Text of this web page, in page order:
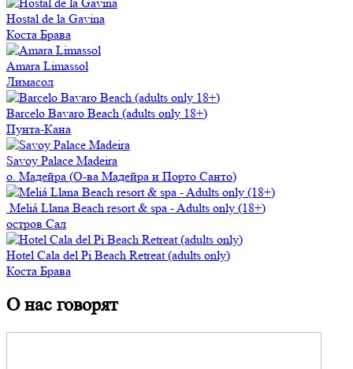
Hostal de la Gavina
Коста Брава
Amara Limassol
Лимаcол
Barcelo Bavaro Beach (adults only 18+)
Пунта-Кана
Savoy Palace Madeira
о. Мадейра (О-ва Мадейра и Порто Санто)
Meliá Llana Beach resort & spa - Adults only (18+)
остров Сал
Hotel Cala del Pi Beach Retreat (adults only)
Коста Брава
О нас говорят